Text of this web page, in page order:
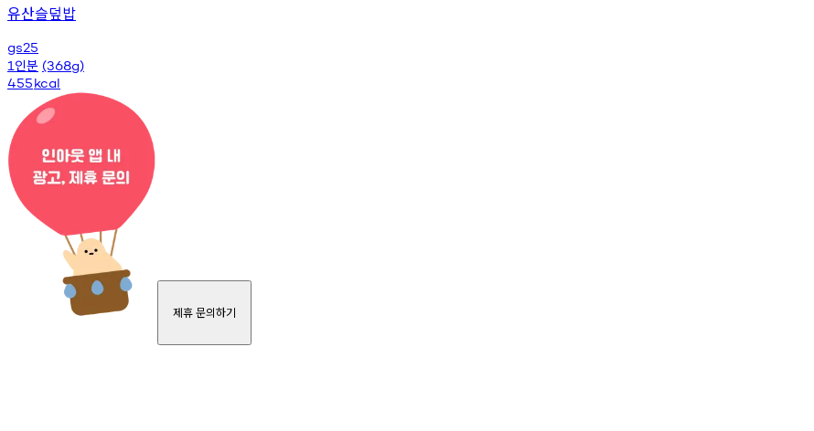
유산슬덮밥
gs25
1 인분 (368g)
455kcal
제휴 문의하기